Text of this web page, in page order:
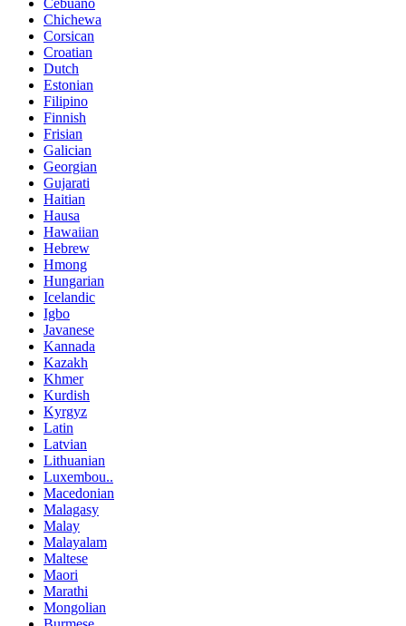
Chichewa
Corsican
Croatian
Dutch
Estonian
Filipino
Finnish
Frisian
Galician
Georgian
Gujarati
Haitian
Hausa
Hawaiian
Hebrew
Hmong
Hungarian
Icelandic
Igbo
Javanese
Kannada
Kazakh
Khmer
Kurdish
Kyrgyz
Latin
Latvian
Lithuanian
Luxembou..
Macedonian
Malagasy
Malay
Malayalam
Maltese
Maori
Marathi
Mongolian